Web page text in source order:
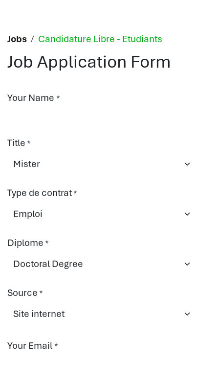
Jobs Candidature Libre - Etudiants
Job Application Form
Your Name *
Title *
Type de contrat*
Diplome *
Source *
Your Email *